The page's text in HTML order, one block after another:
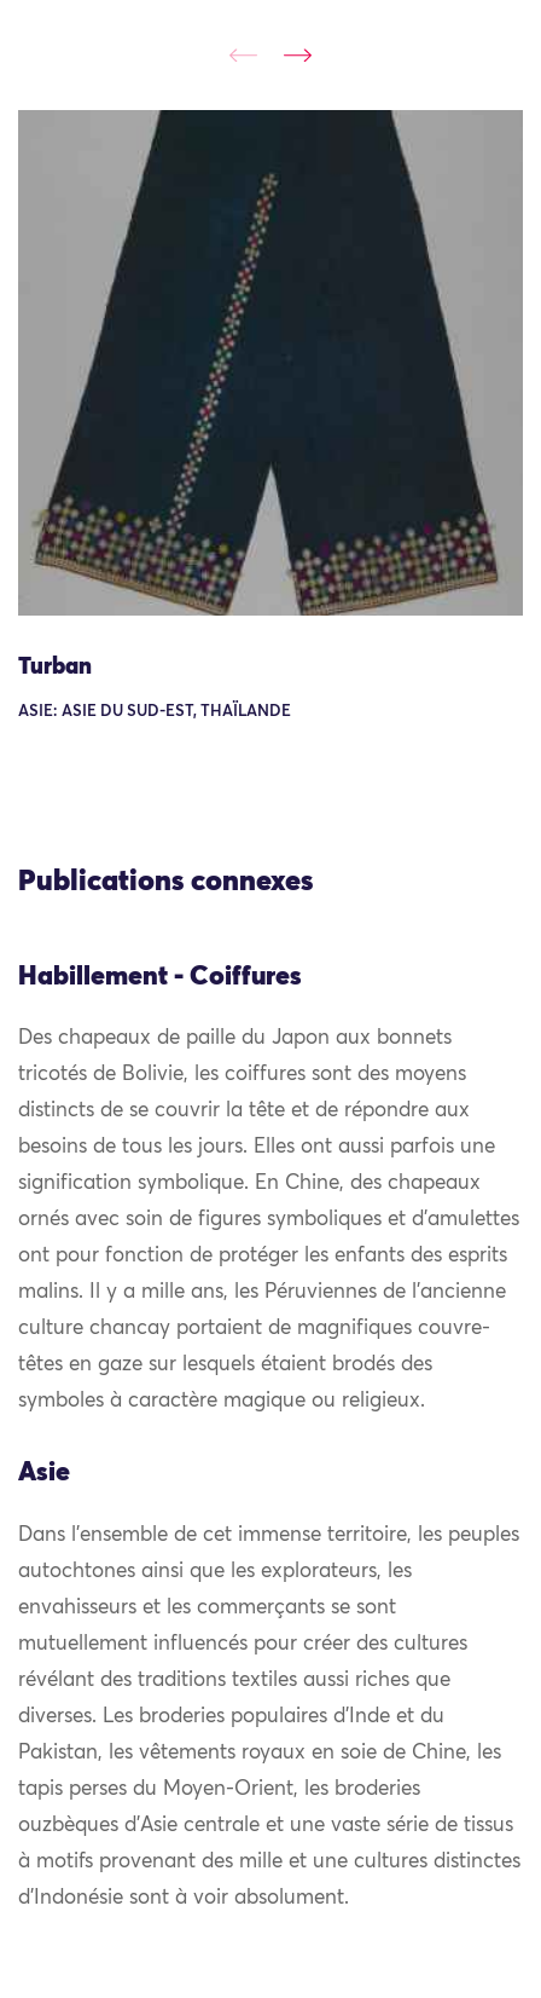
Turban
ASIE: ASIE DU SUD-EST, THAÏLANDE
Publications connexes
Habillement - Coiffures
Des chapeaux de paille du Japon aux bonnets
tricotés de Bolivie, les coiffures sont des moyens
distincts de se couvrir la tête et de répondre aux
besoins de tous les jours. Elles ont aussi parfois une
signification symbolique. En Chine, des chapeaux
ornés avec soin de figures symboliques et d’amulettes
ont pour fonction de protéger les enfants des esprits
malins. Il y a mille ans, les Péruviennes de l’ancienne
culture chancay portaient de magnifiques couvre-
têtes en gaze sur lesquels étaient brodés des
symboles à caractère magique ou religieux.
Asie
Dans l’ensemble de cet immense territoire, les peuples
autochtones ainsi que les explorateurs, les
envahisseurs et les commerçants se sont
mutuellement influencés pour créer des cultures
révélant des traditions textiles aussi riches que
diverses. Les broderies populaires d’Inde et du
Pakistan, les vêtements royaux en soie de Chine, les
tapis perses du Moyen-Orient, les broderies
ouzbèques d’Asie centrale et une vaste série de tissus
à motifs provenant des mille et une cultures distinctes
d’Indonésie sont à voir absolument.